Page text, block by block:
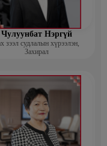
Чулуунбат Нэргүй
зээл судлалын хүрээлэн,
Захирал